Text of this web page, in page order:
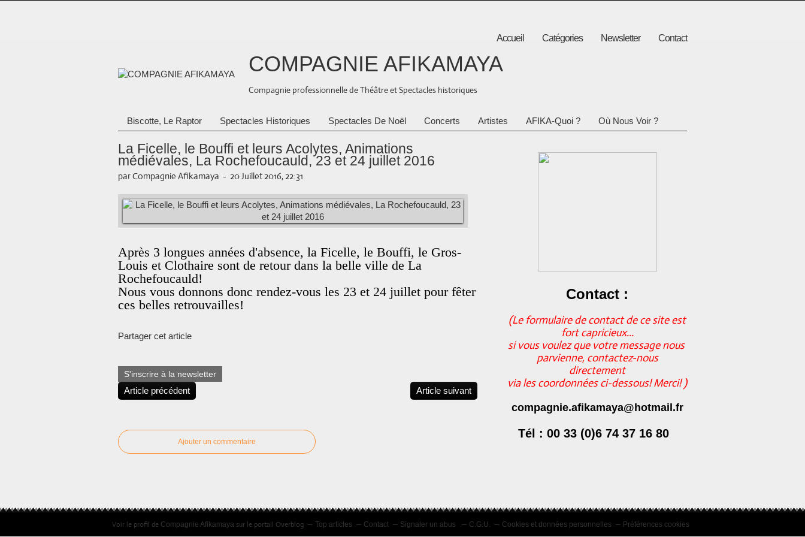
Accueil Catégories Newsletter Contact
COMPAGNIE AFIKAMAYA
Compagnie professionnelle de Théâtre et Spectacles historiques
Biscotte, Le Raptor Spectacles Historiques Spectacles De Noël Concerts Artistes AFIKA-Quoi ? Où Nous Voir ?
La Ficelle, le Bouffi et leurs Acolytes, Animations
médiévales, La Rochefoucauld, 23 et 24 juillet 2016
par Compagnie Afikamaya - 20 Juillet 2016, 22:31
Après 3 longues années d'absence, la Ficelle, le Bouffi, le Gros-
Louis et Clothaire sont de retour dans la belle ville de La
Rochefoucauld!
Nous vous donnons donc rendez-vous les 23 et 24 juillet pour fêter
ces belles retrouvailles!
Partager cet article
S'inscrire à la newsletter
Article précédent Article suivant
Ajouter un commentaire
Contact :
(Le formulaire de contact de ce site est
fort capricieux...
si vous voulez que votre message nous
parvienne, contactez-nous
directement
via les coordonnées ci-dessous! Merci! )
compagnie.afikamaya@hotmail.fr
Tél : 00 33 (0)6 74 37 16 80
Voir le profil de Compagnie Afikamaya sur le portail Overblog Top articles Contact Signaler un abus C.G.U. Cookies et données personnelles Préférences cookies